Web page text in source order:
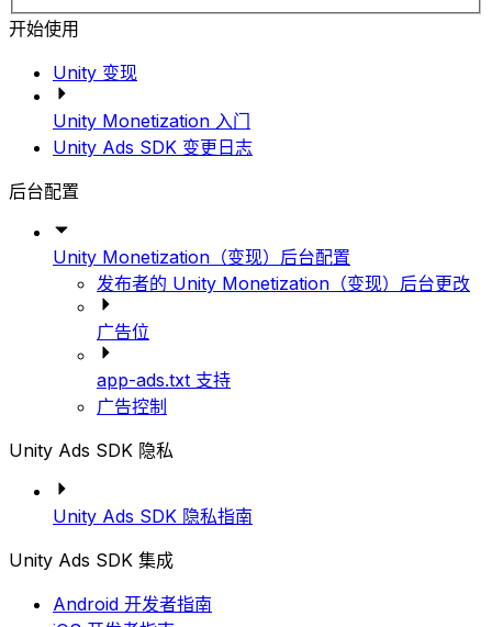
开始使用
Unity 变现
Unity Monetization 入门
Unity Ads SDK 变更日志
后台配置
Unity Monetization（变现）后台配置
发布者的 Unity Monetization（变现）后台更改
广告位
app-ads.txt 支持
广告控制
Unity Ads SDK 隐私
Unity Ads SDK 隐私指南
Unity Ads SDK 集成
Android 开发者指南